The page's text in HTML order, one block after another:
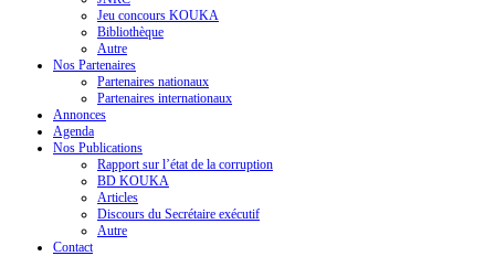
Jeu concours KOUKA
Bibliothèque
Autre
Nos Partenaires
Partenaires nationaux
Partenaires internationaux
Annonces
Agenda
Nos Publications
Rapport sur l’état de la corruption
BD KOUKA
Articles
Discours du Secrétaire exécutif
Autre
Contact